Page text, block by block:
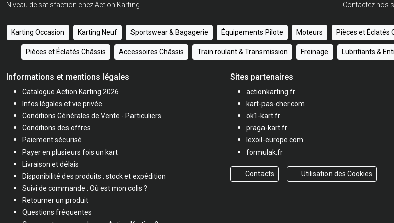
Niveau de satisfaction chez Action Karting
Contactez nos
Karting Occasion Karting Neuf Sportswear & Bagagerie Équipements Pilote Moteurs Pièces et Éclatés
Pièces et Éclatés Châssis Accessoires Châssis Train roulant & Transmission Freinage Lubrifiants &
Informations et mentions légales
Catalogue Action Karting 2026
Infos légales et vie privée
Conditions Générales de Vente - Particuliers
Conditions des offres
Paiement sécurisé
Payer en plusieurs fois un kart
Livraison et délais
Disponibilité des produits : stock et expédition
Suivi de commande : Où est mon colis ?
Retourner un produit
Questions fréquentes
Sites partenaires
actionkarting.fr
kart-pas-cher.com
ok1-kart.fr
praga-kart.fr
lexoil-europe.com
formulak.fr
Contacts Utilisation des Cookies